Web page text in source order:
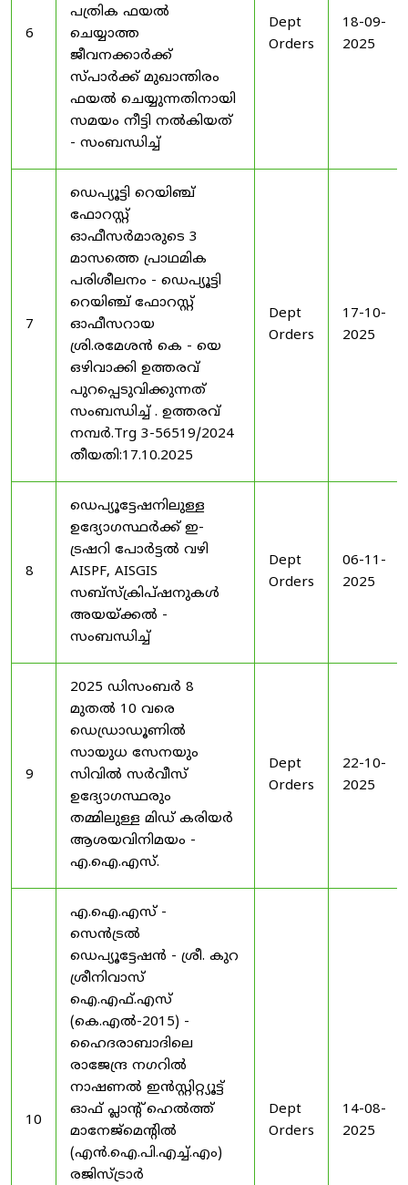
6
പത്രിക ഫയൽ
ചെയ്യാത്ത
ജീവനക്കാർക്ക്
സ്പാർക്ക് മുഖാന്തിരം
ഫയൽ ചെയ്യുന്നതിനായി
സമയം നീട്ടി നൽകിയത്
- സംബന്ധിച്ച്
Dept
Orders
18-09-
2025
7
ഡെപ്യൂട്ടി റെയിഞ്ച്
ഫോറസ്റ്റ്
ഓഫീസർമാരുടെ 3
മാസത്തെ പ്രാഥമിക
പരിശീലനം - ഡെപ്യൂട്ടി
റെയിഞ്ച് ഫോറസ്റ്റ്
ഓഫീസറായ
ശ്രി.രമേശൻ കെ - യെ
ഒഴിവാക്കി ഉത്തരവ്
പുറപ്പെടുവിക്കുന്നത്
സംബന്ധിച്ച് . ഉത്തരവ്
നമ്പർ.Trg 3-56519/2024
തീയതി:17.10.2025
Dept
Orders
17-10-
2025
8
ഡെപ്യൂട്ടേഷനിലുള്ള
ഉദ്യോഗസ്ഥർക്ക് ഇ-
ട്രഷറി പോർട്ടൽ വഴി
AISPF, AISGIS
സബ്‌സ്‌ക്രിപ്‌ഷനുകൾ
അയയ്ക്കൽ -
സംബന്ധിച്ച്
Dept
Orders
06-11-
2025
9
2025 ഡിസംബർ 8
മുതൽ 10 വരെ
ഡെഡ്രാഡൂണിൽ
സായുധ സേനയും
സിവിൽ സർവീസ്
ഉദ്യോഗസ്ഥരും
തമ്മിലുള്ള മിഡ് കരിയർ
ആശയവിനിമയം -
എ.ഐ.എസ്.
Dept
Orders
22-10-
2025
10
എ.ഐ.എസ് -
സെൻട്രൽ
ഡെപ്യൂട്ടേഷൻ - ശ്രീ. കുറ
ശ്രീനിവാസ്
ഐ.എഫ്.എസ്
(കെ.എൽ-2015) -
ഹൈദരാബാദിലെ
രാജേന്ദ്ര നഗറിൽ
നാഷണൽ ഇൻസ്റ്റിറ്റ്യൂട്ട്
ഓഫ് പ്ലാന്റ് ഹെൽത്ത്
മാനേജ്‌മെന്റിൽ
(എൻ.ഐ.പി.എച്ച്.എം)
രജിസ്ട്രാർ
Dept
Orders
14-08-
2025